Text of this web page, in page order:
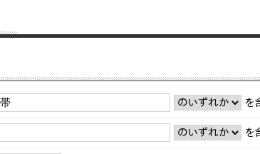
を
を